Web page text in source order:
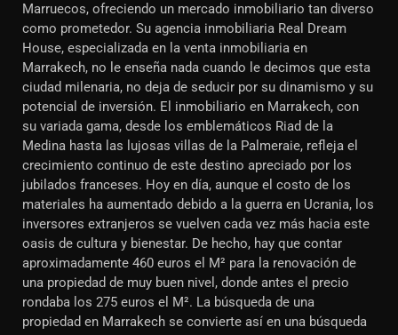
Marruecos, ofreciendo un mercado inmobiliario tan diverso
como prometedor. Su agencia inmobiliaria Real Dream
House, especializada en la venta inmobiliaria en
Marrakech, no le enseña nada cuando le decimos que esta
ciudad milenaria, no deja de seducir por su dinamismo y su
potencial de inversión. El inmobiliario en Marrakech, con
su variada gama, desde los emblemáticos Riad de la
Medina hasta las lujosas villas de la Palmeraie, refleja el
crecimiento continuo de este destino apreciado por los
jubilados franceses. Hoy en día, aunque el costo de los
materiales ha aumentado debido a la guerra en Ucrania, los
inversores extranjeros se vuelven cada vez más hacia este
oasis de cultura y bienestar. De hecho, hay que contar
aproximadamente 460 euros el M² para la renovación de
una propiedad de muy buen nivel, donde antes el precio
rondaba los 275 euros el M². La búsqueda de una
propiedad en Marrakech se convierte así en una búsqueda